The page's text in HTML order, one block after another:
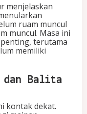
menjelaskan
ruam muncul
muncul. Masa ini
terutama
memiliki
dan Balita
kontak dekat.